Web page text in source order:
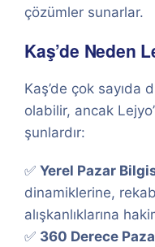
çözümler sunarlar.
Kaş’de Neden
Kaş’de çok sayıda
olabilir, ancak
şunlardır:
✅ Yerel Pazar
dinamiklerine,
alışkanlıklarına
✅ 360 Derece